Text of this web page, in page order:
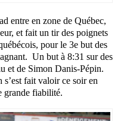
entre en zone de Québec,
et fait un tir des poignets
pour le 3e but des
Un but à 8:31 sur des
et de Simon Danis-Pépin.
fait valoir ce soir en
grande fiabilité.